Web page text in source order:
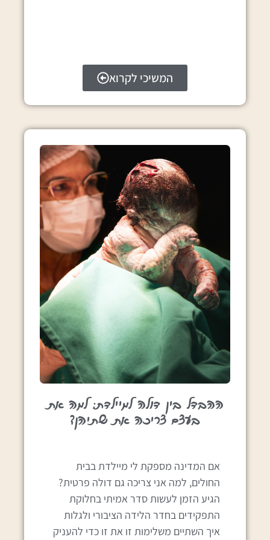
המשיכי לקרוא
ההבדל בין דולה למיילדת: למה את
בעצם צריכה את שתיהן?
אם המדינה מספקת לי מיילדת בבית
החולים, למה אני צריכה גם דולה פרטית?
הגיע הזמן לעשות סדר אמיתי בחלוקת
התפקידים בחדר הלידה הציבורי ולגלות
איך השתיים משלימות זו את זו כדי להעניק